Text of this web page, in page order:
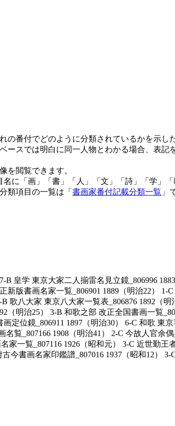
の番付でどのように分類されているかを示し
ースでは明白に同一人物とわかる場合、表記
を閲覧できます。
に「画」「書」「人」「文」「詩」「学」
類項目の一覧は「 書画家番付記載分類一覧 」
皇学 東京大家二人揃雷名見立鏡_806996
新版書画名家一覧_806901 1889（明治22）
歌八大家 東京八大家一覧表_806876 1892（
明治25） 3-B 和歌之部 改正全国書画一覧
定位鏡_806911 1897（明治30） 6-C 和歌 東
覧_807166 1908（明治41） 2-C 今故人官余
家一覧_807116 1926（昭和元） 3-C 近世勤
今書画名家印鑑譜_807016 1937（昭和12） 3-